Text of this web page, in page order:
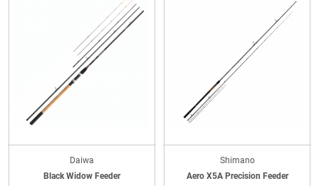
Daiwa
Black Widow Feeder
Shimano
Aero X5A Precision Feeder